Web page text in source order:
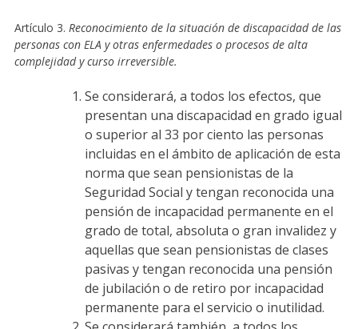
Artículo 3. Reconocimiento de la situación de discapacidad de las
personas con ELA y otras enfermedades o procesos de alta
complejidad y curso irreversible.
Se considerará, a todos los efectos, que
presentan una discapacidad en grado igual
o superior al 33 por ciento las personas
incluidas en el ámbito de aplicación de esta
norma que sean pensionistas de la
Seguridad Social y tengan reconocida una
pensión de incapacidad permanente en el
grado de total, absoluta o gran invalidez y
aquellas que sean pensionistas de clases
pasivas y tengan reconocida una pensión
de jubilación o de retiro por incapacidad
permanente para el servicio o inutilidad.